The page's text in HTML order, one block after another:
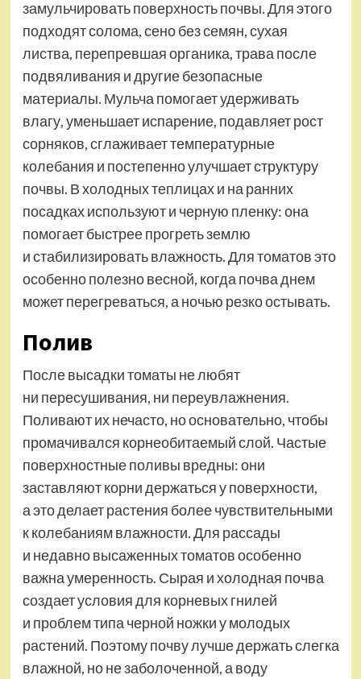
замульчировать поверхность почвы. Для этого
подходят солома, сено без семян, сухая
листва, перепревшая органика, трава после
подвяливания и другие безопасные
материалы. Мульча помогает удерживать
влагу, уменьшает испарение, подавляет рост
сорняков, сглаживает температурные
колебания и постепенно улучшает структуру
почвы. В холодных теплицах и на ранних
посадках используют и черную пленку: она
помогает быстрее прогреть землю
и стабилизировать влажность. Для томатов это
особенно полезно весной, когда почва днем
может перегреваться, а ночью резко остывать.
Полив
После высадки томаты не любят
ни пересушивания, ни переувлажнения.
Поливают их нечасто, но основательно, чтобы
промачивался корнеобитаемый слой. Частые
поверхностные поливы вредны: они
заставляют корни держаться у поверхности,
а это делает растения более чувствительными
к колебаниям влажности. Для рассады
и недавно высаженных томатов особенно
важна умеренность. Сырая и холодная почва
создает условия для корневых гнилей
и проблем типа черной ножки у молодых
растений. Поэтому почву лучше держать слегка
влажной, но не заболоченной, а воду